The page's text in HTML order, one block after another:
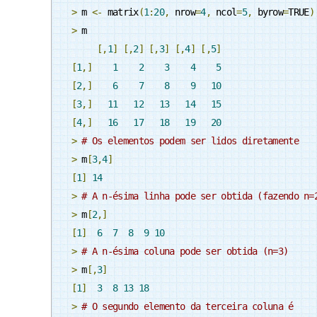
> m <- matrix(1:20, nrow=4, ncol=5, byrow=TRUE)
> m
[,1] [,2] [,3] [,4] [,5]
[1,] 1 2 3 4
5
[2,] 6 7 8 9
10
[3,] 11 12 13 14
15
[4,] 16 17 18 19
20
> # Os elementos podem ser lidos diretamente
> m[3,4]
[1] 14
> # A n-ésima linha pode ser obtida (fazendo
> m[2,]
[1] 6 7 8 9 10
> # A n-ésima coluna pode ser obtida (n=3)
> m[,3]
[1] 3 8 13 18
> # O segundo elemento da terceira coluna é